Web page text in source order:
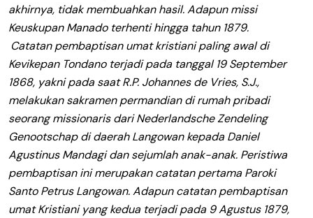
akhirnya, tidak membuahkan hasil. Adapun missi
Keuskupan Manado terhenti hingga tahun 1879.
Catatan pembaptisan umat kristiani paling awal di
Kevikepan Tondano terjadi pada tanggal 19 September
1868, yakni pada saat R.P. Johannes de Vries, S.J.,
melakukan sakramen permandian di rumah pribadi
seorang missionaris dari Nederlandsche Zendeling
Genootschap di daerah Langowan kepada Daniel
Agustinus Mandagi dan sejumlah anak-anak. Peristiwa
pembaptisan ini merupakan catatan pertama Paroki
Santo Petrus Langowan. Adapun catatan pembaptisan
umat Kristiani yang kedua terjadi pada 9 Agustus 1879,